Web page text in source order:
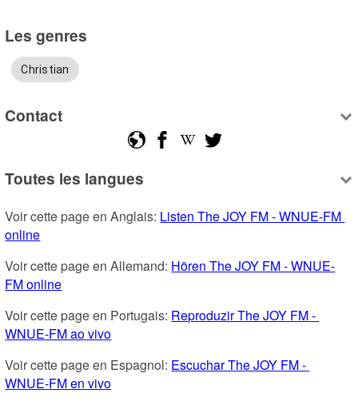
Les genres
Christian
Contact
Toutes les langues
Voir cette page en Anglais: Listen The JOY FM - WNUE-FM
online
Voir cette page en Allemand: Hören The JOY FM - WNUE-
FM online
Voir cette page en Portugais: Reproduzir The JOY FM -
WNUE-FM ao vivo
Voir cette page en Espagnol: Escuchar The JOY FM -
WNUE-FM en vivo